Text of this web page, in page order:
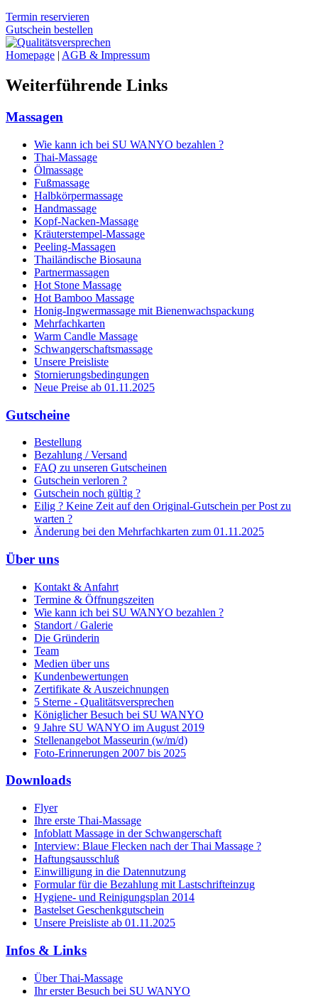
Termin reservieren
Gutschein bestellen
Homepage | AGB & Impressum
Weiterführende Links
Massagen
Wie kann ich bei SU WANYO bezahlen ?
Thai-Massage
Ölmassage
Fußmassage
Halbkörpermassage
Handmassage
Kopf-Nacken-Massage
Kräuterstempel-Massage
Peeling-Massagen
Thailändische Biosauna
Partnermassagen
Hot Stone Massage
Hot Bamboo Massage
Honig-Ingwermassage mit Bienenwachspackung
Mehrfachkarten
Warm Candle Massage
Schwangerschaftsmassage
Unsere Preisliste
Stornierungsbedingungen
Neue Preise ab 01.11.2025
Gutscheine
Bestellung
Bezahlung / Versand
FAQ zu unseren Gutscheinen
Gutschein verloren ?
Gutschein noch gültig ?
Eilig ? Keine Zeit auf den Original-Gutschein per Post zu
warten ?
Änderung bei den Mehrfachkarten zum 01.11.2025
Über uns
Kontakt & Anfahrt
Termine & Öffnungszeiten
Wie kann ich bei SU WANYO bezahlen ?
Standort / Galerie
Die Gründerin
Team
Medien über uns
Kundenbewertungen
Zertifikate & Auszeichnungen
5 Sterne - Qualitätsversprechen
Königlicher Besuch bei SU WANYO
9 Jahre SU WANYO im August 2019
Stellenangebot Masseurin (w/m/d)
Foto-Erinnerungen 2007 bis 2025
Downloads
Flyer
Ihre erste Thai-Massage
Infoblatt Massage in der Schwangerschaft
Interview: Blaue Flecken nach der Thai Massage ?
Haftungsausschluß
Einwilligung in die Datennutzung
Formular für die Bezahlung mit Lastschrifteinzug
Hygiene- und Reinigungsplan 2014
Bastelset Geschenkgutschein
Unsere Preisliste ab 01.11.2025
Infos & Links
Über Thai-Massage
Ihr erster Besuch bei SU WANYO